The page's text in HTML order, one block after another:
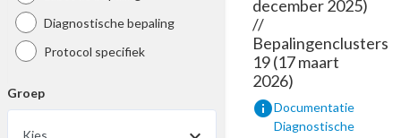
Diagnostische bepaling
Protocol specifiek
Groep
Kies
december 2025)
//
Bepalingenclusters
19 (17 maart
2026)
infoDocumentatie
Diagnostische